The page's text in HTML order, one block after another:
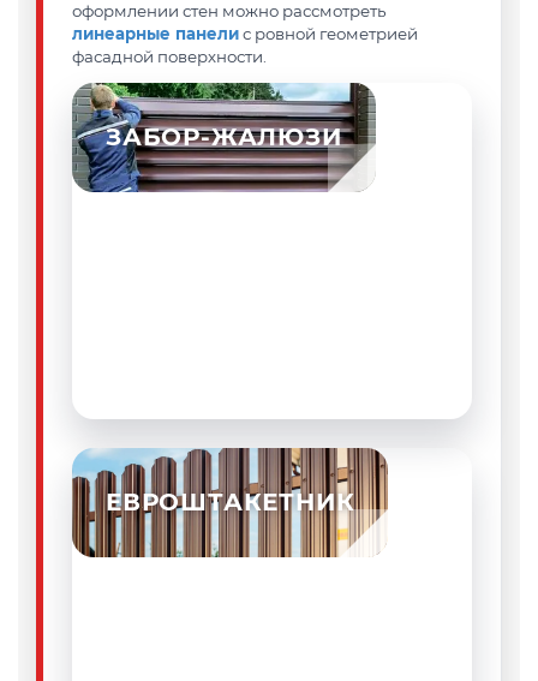
оформлении стен можно рассмотреть
линеарные панелис ровной геометрией
фасадной поверхности.
ЗАБОР-ЖАЛЮЗИ
МЕТАЛЛИЧЕСКИЙ ЗАБОР-
ЖАЛЮЗИ
Система из горизонтально расположенных
ЕВРОШТАКЕТНИК
МЕТАЛЛИЧЕСКИЙ
ЕВРОШТАКЕТНИК
Отдельные профилированные планки для